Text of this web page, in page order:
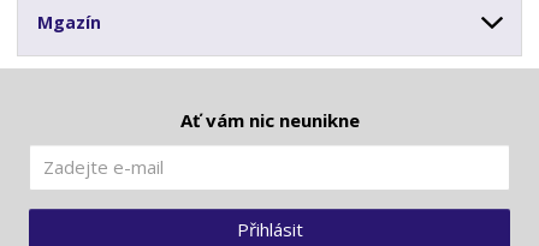
Mgazín
Ať vám nic neunikne
Přihlásit